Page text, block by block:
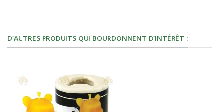
D’AUTRES PRODUITS QUI BOURDONNENT D’INTÉRÊT :